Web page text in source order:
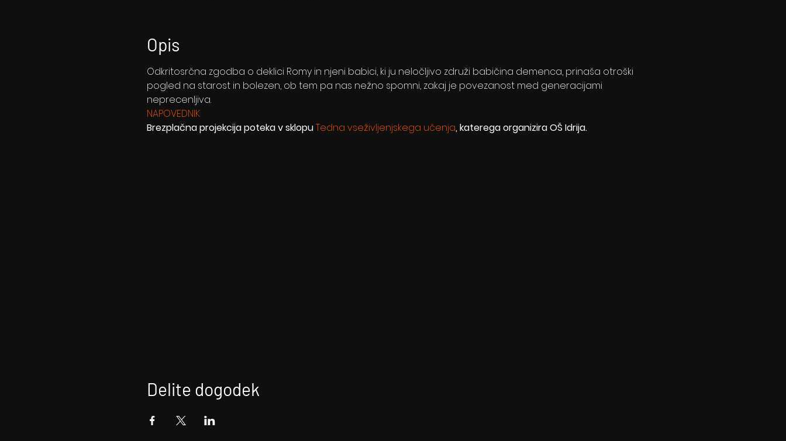
Opis
Odkritosrčna zgodba o deklici Romy in njeni babici, ki ju neločljivo združi babičina demenca, prinaša otroški
pogled na starost in bolezen, ob tem pa nas nežno spomni, zakaj je povezanost med generacijami
neprecenljiva.
NAPOVEDNIK
Brezplačna projekcija poteka v sklopu Tedna vseživljenjskega učenja, katerega organizira OŠ Idrija.
Delite dogodek